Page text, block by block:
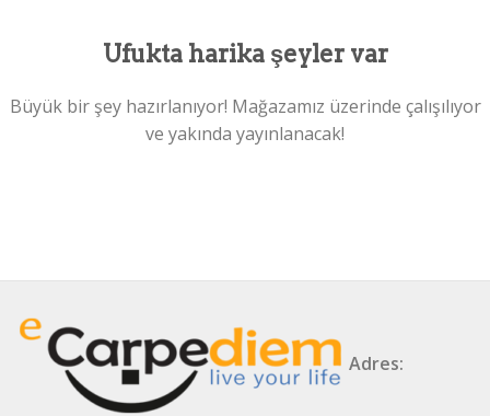
Ufukta harika şeyler var
Büyük bir şey hazırlanıyor! Mağazamız üzerinde çalışılıyor
ve yakında yayınlanacak!
Adres: